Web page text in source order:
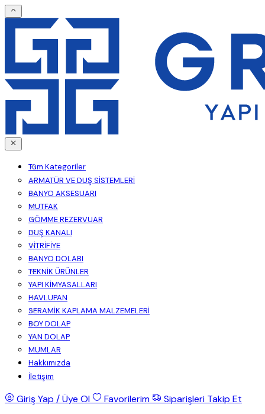
Tüm Kategoriler
ARMATÜR VE DUŞ SİSTEMLERİ
BANYO AKSESUARI
MUTFAK
GÖMME REZERVUAR
DUŞ KANALI
VİTRİFİYE
BANYO DOLABI
TEKNİK ÜRÜNLER
YAPI KİMYASALLARI
HAVLUPAN
SERAMİK KAPLAMA MALZEMELERİ
BOY DOLAP
YAN DOLAP
MUMLAR
Hakkımızda
İletişim
Giriş Yap / Üye Ol Favorilerim Siparişleri Takip Et